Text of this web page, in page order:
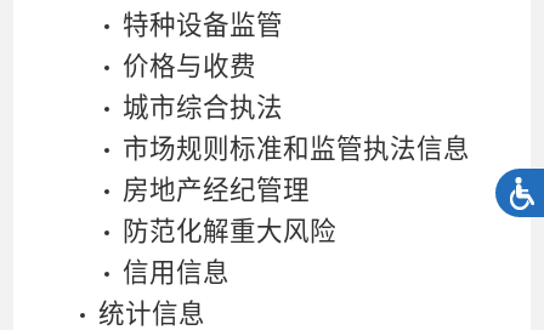
特种设备监管
价格与收费
城市综合执法
市场规则标准和监管执法信息
房地产经纪管理
防范化解重大风险
信用信息
统计信息